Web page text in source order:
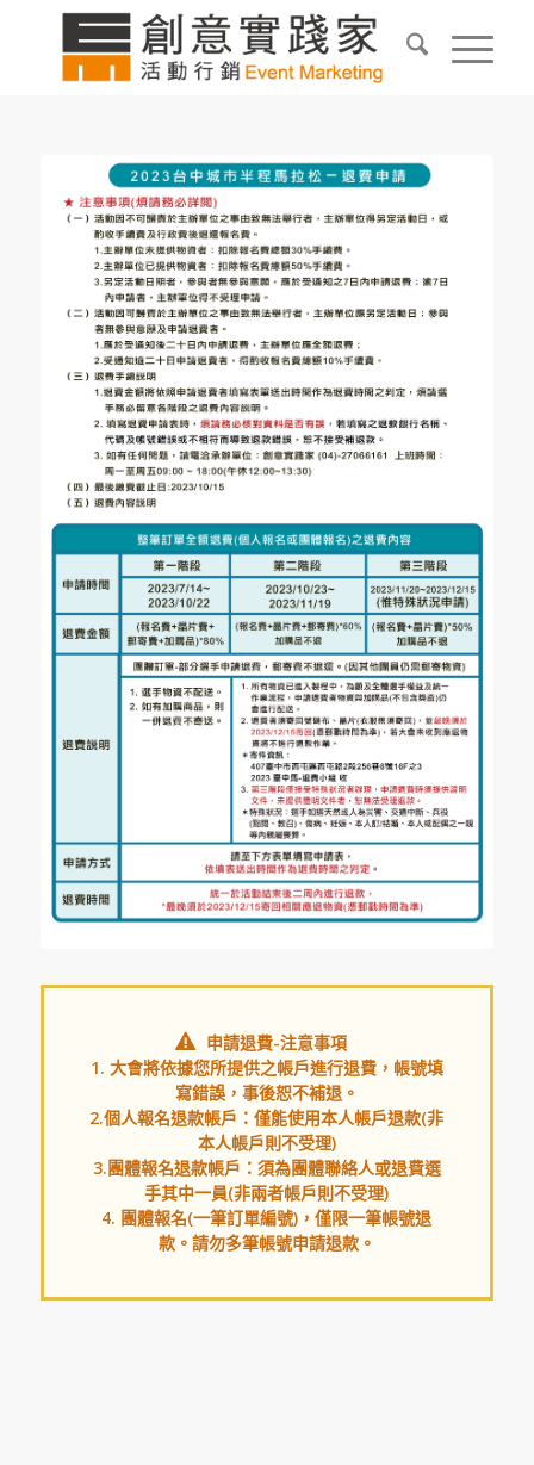
申請退費-注意事項
1. 大會將依據您所提供之帳戶進行退費，帳號填
寫錯誤，事後恕不補退。
2.個人報名退款帳戶：僅能使用本人帳戶退款(非
本人帳戶則不受理)
3.團體報名退款帳戶：須為團體聯絡人或退費選
手其中一員(非兩者帳戶則不受理)
4. 團體報名(一筆訂單編號)，僅限一筆帳號退
款。請勿多筆帳號申請退款。